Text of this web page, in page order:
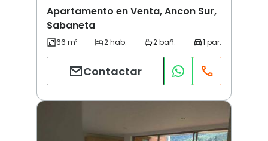
Apartamento en Venta, Ancon Sur,
Sabaneta
Contactar